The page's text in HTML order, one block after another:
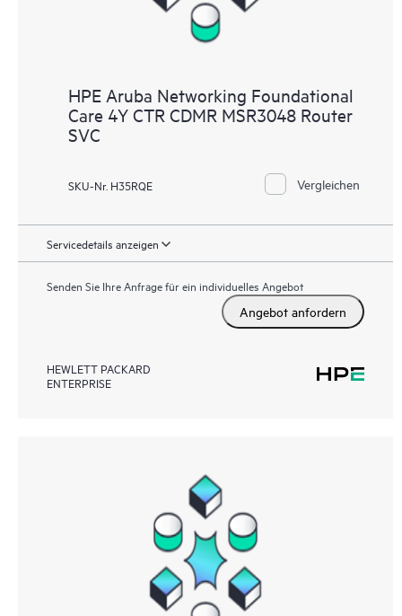
HPE Aruba Networking Foundational
Care 4Y CTR CDMR MSR3048 Router
SVC
SKU-Nr. H35RQE Vergleichen
Servicedetails anzeigen
Senden Sie Ihre Anfrage für ein individuelles Angebot
Angebot anfordern
HEWLETT PACKARD
ENTERPRISE